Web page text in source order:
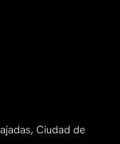
Ciudad de